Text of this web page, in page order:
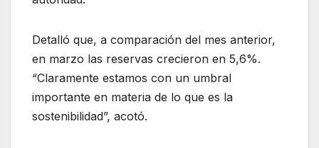
Detalló que, a comparación del mes anterior,
en marzo las reservas crecieron en 5,6%.
“Claramente estamos con un umbral
importante en materia de lo que es la
sostenibilidad”, acotó.